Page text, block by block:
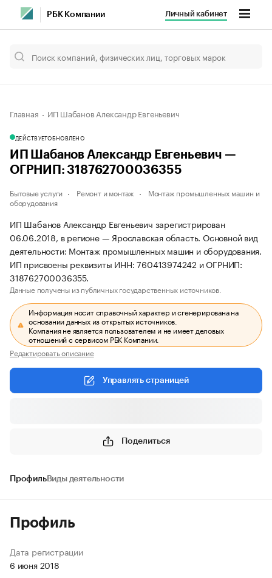
РБК Компании Личный кабинет
Главная ИП Шабанов Александр Евгеньевич
ДЕЙСТВУЕТОБНОВЛЕНО
ИП Шабанов Александр Евгеньевич —
ОГРНИП: 318762700036355
Бытовые услуги Ремонт и монтаж
Монтаж промышленных машин и
оборудования
ИП Шабанов Александр Евгеньевич зарегистрирован
06.06.2018, в регионе — Ярославская область. Основной вид
деятельности: Монтаж промышленных машин и оборудования.
ИП присвоены реквизиты ИНН: 760413974242 и ОГРНИП:
318762700036355.
Данные получены из публичных государственных источников.
Информация носит справочный характер и сгенерирована на
основании данных из открытых источников.
Компания не является пользователем и не имеет деловых
отношений с сервисом РБК Компании.
Редактировать описание
Управлять страницей
Поделиться
ПрофильВиды деятельности
Профиль
Дата регистрации
6 июня 2018